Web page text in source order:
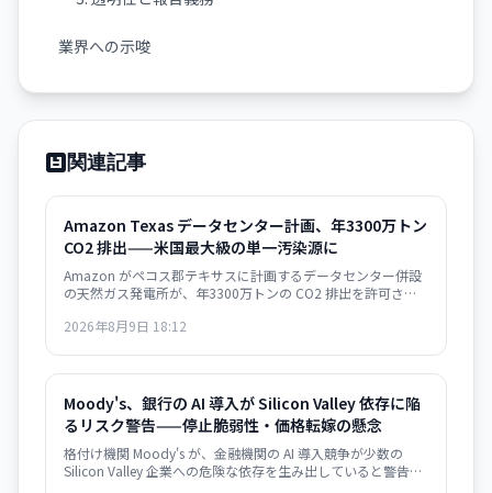
業界への示唆
関連記事
Amazon Texas データセンター計画、年3300万トン
CO2 排出——米国最大級の単一汚染源に
Amazon がペコス郡テキサスに計画するデータセンター併設
の天然ガス発電所が、年3300万トンの CO2 排出を許可さ
急速拡大が環境目標と深刻に矛盾する局面を示唆している。
2026年8月9日 18:12
Moody's、銀行の AI 導入が Silicon Valley 依存に陥
るリスク警告——停止脆弱性・価格転嫁の懸念
格付け機関 Moody's が、金融機関の AI 導入競争が少数の
Silicon Valley 企業への危険な依存を生み出していると警告。